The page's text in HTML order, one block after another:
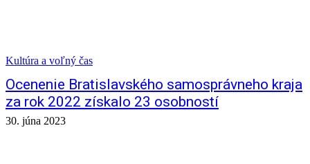
Kultúra a voľný čas
Ocenenie Bratislavského samosprávneho kraja
za rok 2022 získalo 23 osobností
30. júna 2023